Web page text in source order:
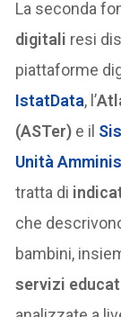
La seconda
digitali resi
piattaforme
IstatData, l’
(ASTer) e il
Unità
tratta di
che
bambini,
servizi